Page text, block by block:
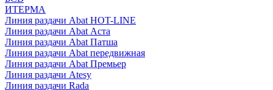
ИТЕРМА
Линия раздачи Abat HOT-LINE
Линия раздачи Abat Аста
Линия раздачи Abat Патша
Линия раздачи Abat передвижная
Линия раздачи Abat Премьер
Линия раздачи Atesy
Линия раздачи Rada